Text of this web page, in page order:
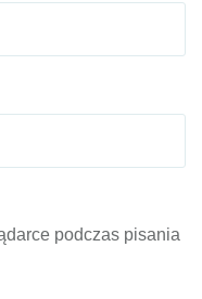
podczas pisania